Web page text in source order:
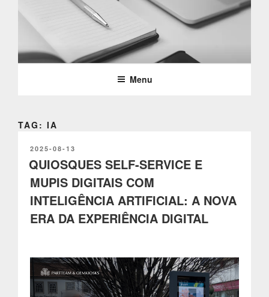
conteúdoPARTTEAM & OEMKIOSKS
BLOG
Menu
TAG: IA
PUBLICADO
EM
2025-08-13
QUIOSQUES SELF-SERVICE E
MUPIS DIGITAIS COM
INTELIGÊNCIA ARTIFICIAL: A NOVA
ERA DA EXPERIÊNCIA DIGITAL